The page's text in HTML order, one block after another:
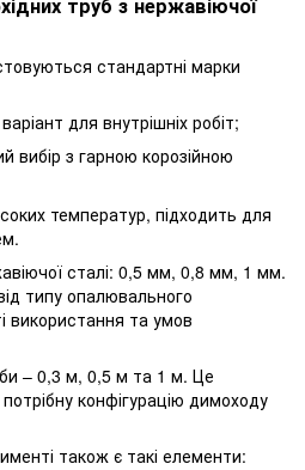
стандартні марки
для внутрішніх робіт;
вибір з гарною корозійною
температур, підходить для
сталі: 0,5 мм, 0,8 мм, 1 мм.
типу опалювального
використання та умов
– 0,3 м, 0,5 м та 1 м. Це
конфігурацію димоходу
також є такі елементи: